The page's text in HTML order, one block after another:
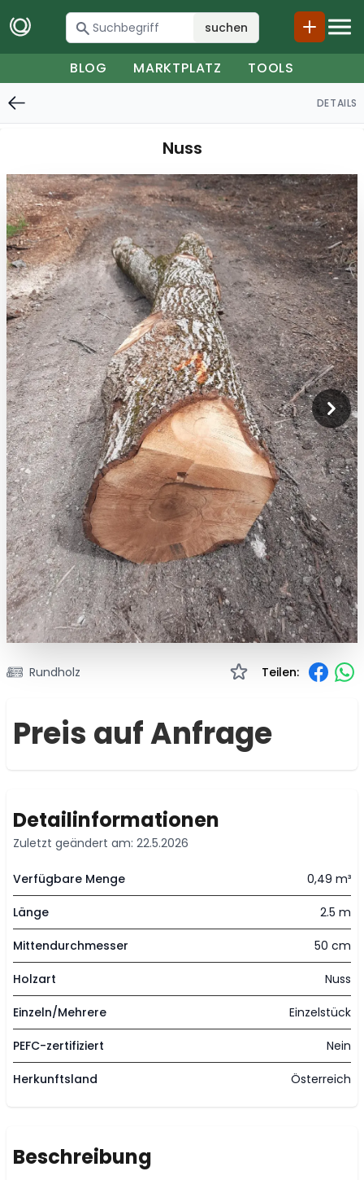
suchen
BLOG MARKTPLATZ TOOLS
DETAILS
Nuss
Rundholz Teilen:
Preis auf Anfrage
Detailinformationen
Zuletzt geändert am: 22.5.2026
Verfügbare Menge 0,49 m³
Länge 2.5 m
Mittendurchmesser 50 cm
Holzart Nuss
Einzeln/Mehrere Einzelstück
PEFC-zertifiziert Nein
Herkunftsland Österreich
Beschreibung